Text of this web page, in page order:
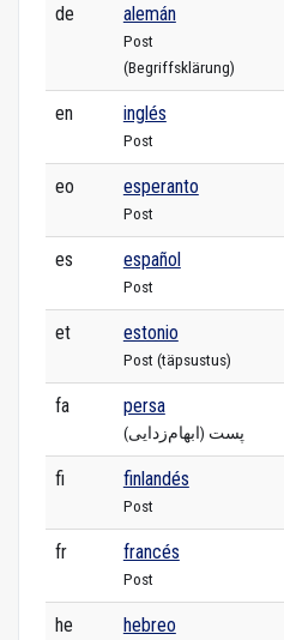
de alemán
Post
(Begriffsklärung)
en inglés
Post
eo esperanto
Post
es español
Post
et estonio
Post (täpsustus)
fa persa
پست (ابهام‌زدایی)
fi finlandés
Post
fr francés
Post
he hebreo